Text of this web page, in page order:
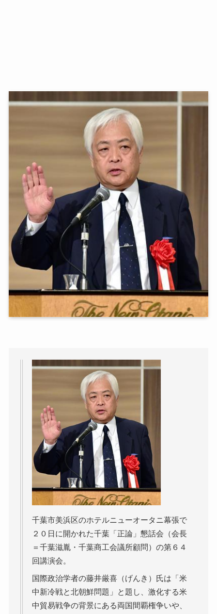
千葉市美浜区のホテルニューオータニ幕張で
２０日に開かれた千葉「正論」懇話会（会長
＝千葉滋胤・千葉商工会議所顧問）の第６４
回講演会。
国際政治学者の藤井厳喜（げんき）氏は「米
中新冷戦と北朝鮮問題」と題し、激化する米
中貿易戦争の背景にある両国間覇権争いや、